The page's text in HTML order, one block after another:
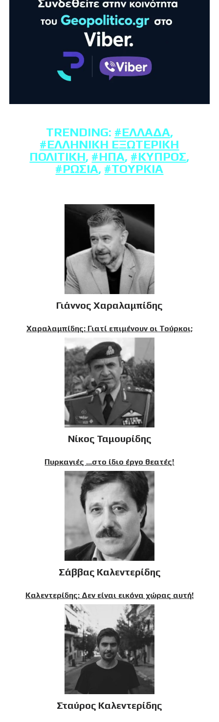
TRENDING: #ΕΛΛΆΔΑ,
#ΕΛΛΗΝΙΚΉ ΕΞΩΤΕΡΙΚΉ
ΠΟΛΙΤΙΚΉ, #ΗΠΑ, #ΚΎΠΡΟΣ,
#ΡΩΣΊΑ, #ΤΟΥΡΚΊΑ
Γιάννος Χαραλαμπίδης
Χαραλαμπίδης: Γιατί επιμένουν οι Τούρκοι;
Νίκος Ταμουρίδης
Πυρκαγιές …στο ίδιο έργο θεατές!
Σάββας Καλεντερίδης
Καλεντερίδης: Δεν είναι εικόνα χώρας αυτή!
Σταύρος Καλεντερίδης